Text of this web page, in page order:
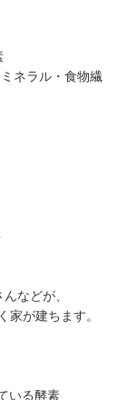
ネラル・食物繊
などが、
家が建ちます。
いる酵素